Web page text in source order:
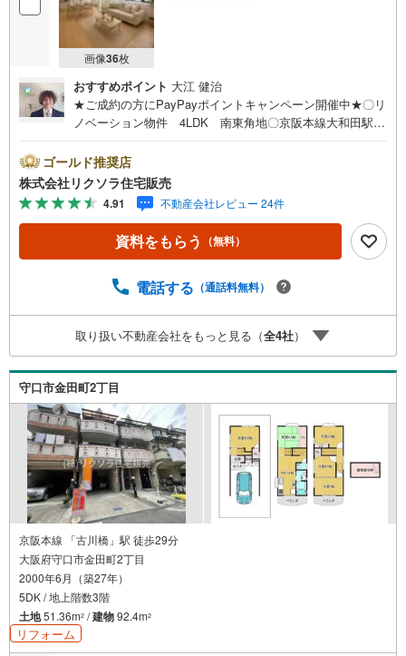
画像36枚
おすすめポイント 大江 健治
★ご成約の方にPayPayポイントキャンペーン開催中★〇リ
ノベーション物件 4LDK 南東角地〇京阪本線大和田駅徒
イレ2ヶ所 給湯器交換■営業時間 9:30～20:00 ■即日案
内可能！※当日・翌日のご案内はお電話でのお問合せがスム
ーズ■定休日 毎週水曜日◇弊社ホームページよりLINEで
のお問合せも好評！◇不動産情報サイト未掲載物件、弊社
ホームページに多数掲載！◇学校区物件検索も充実！ご希
望の学校区での物件探しに便利！「リクソラ住宅販売」で
社・他サイトの掲載物件もまとめてご案内可能リフォーム
ン無料相談会 随時開催中】〇お客様の条件にベストな住
宅ローン商品のご提案〇住宅ローンの金利や優遇率、審査
基準などを詳しくご説明〇住宅ローンとリフォームローン
の一体型商品もご提案〇仕事や収入・現在過去の借入によ
る住宅ローンへの問題解決是非ともお問合せ下さい
ゴールド推奨店
株式会社リクソラ住宅販売
4.91 不動産会社レビュー 24件
資料をもらう （無料）
電話する （通話料無料）
取り扱い不動産会社をもっと見る（全4社）
守口市金田町2丁目
京阪本線 「古川橋」駅 徒歩29分
大阪府守口市金田町2丁目
2000年6月（築27年）
5DK / 地上階数3階
土地51.36m2 /建物92.4m2
リフォーム